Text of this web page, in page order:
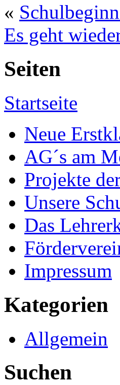
«
Es geht
Seiten
Startseite
Neue
AG´s am
Projekte
Unsere
Das
Impressum
Kategorien
Allgemein
Suchen